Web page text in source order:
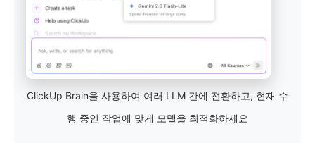
ClickUp Brain을 사용하여 여러 LLM 간에 전환하고, 현재 수
행 중인 작업에 맞게 모델을 최적화하세요